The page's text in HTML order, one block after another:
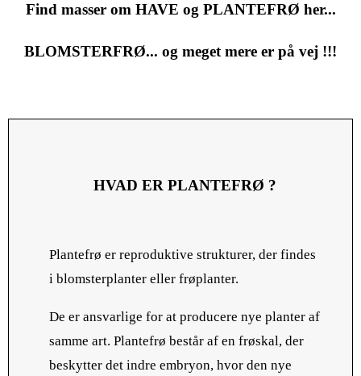
Find masser om HAVE og PLANTEFRØ her...
BLOMSTERFRØ... og meget mere er på vej !!!
HVAD ER PLANTEFRØ ?
Plantefrø er reproduktive strukturer, der findes
i blomsterplanter eller frøplanter.
De er ansvarlige for at producere nye planter af
samme art. Plantefrø består af en frøskal, der
beskytter det indre embryon, hvor den nye